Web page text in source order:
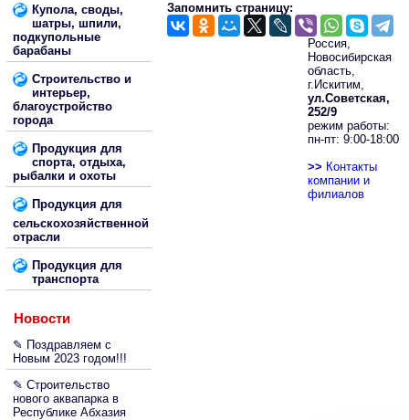
Купола, своды,
шатры, шпили,
подкупольные
барабаны
Строительство и
интерьер,
благоустройство
города
Продукция для
спорта, отдыха,
рыбалки и охоты
Продукция для
сельскохозяйственной
отрасли
Продукция для
транспорта
Новости
✎ Поздравляем с
Новым 2023 годом!!!
✎ Строительство
нового аквапарка в
Республике Абхазия
Запомнить страницу:
Россия,
Новосибирская
область,
г.Искитим,
ул.Советская,
252/9
режим работы:
пн-пт: 9:00-18:00
>> Контакты
компании и
филиалов